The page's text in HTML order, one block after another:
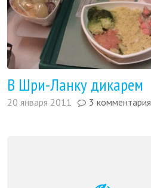
В Шри-Ланку дикарем
20 января 2011 3 комментария